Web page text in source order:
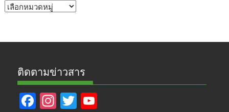
หัวข้อ
ติดตามข่าวสาร
F In T